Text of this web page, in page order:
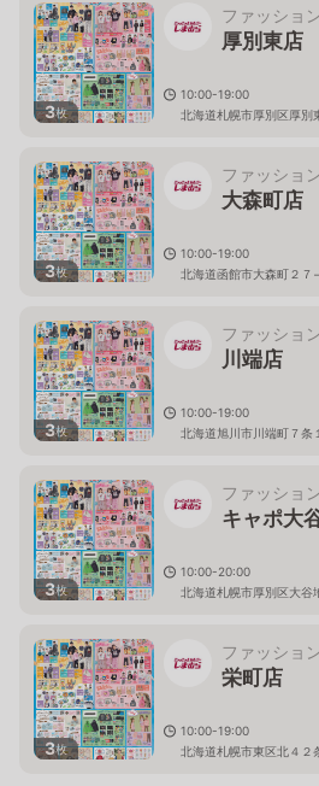
3枚
ファッショ
厚別東店
10:00-19:00
北海道札幌市厚別区厚別
3枚
ファッショ
大森町店
10:00-19:00
北海道函館市大森町２７−
3枚
ファッショ
川端店
10:00-19:00
北海道旭川市川端町７条
3枚
ファッショ
キャポ大
10:00-20:00
北海道札幌市厚別区大谷
3枚
ファッショ
栄町店
10:00-19:00
北海道札幌市東区北４２